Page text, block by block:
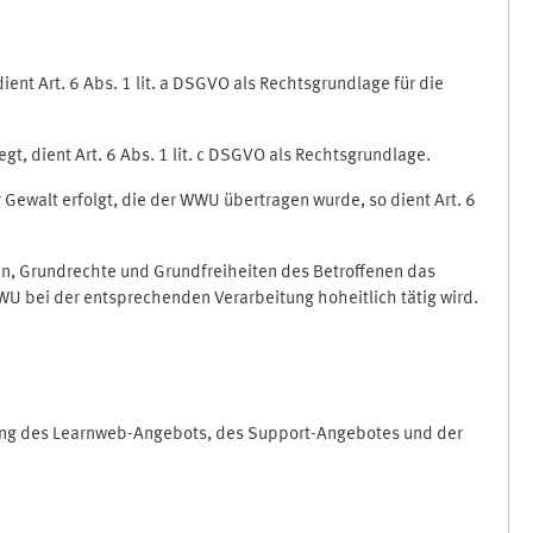
Art. 6 Abs. 1 lit. a DSGVO als Rechtsgrundlage für die
dient Art. 6 Abs. 1 lit. c DSGVO als Rechtsgrundlage.
erfolgt, die der WWU übertragen wurde, so dient Art. 6
Grundrechte und Grundfreiheiten des Betroffenen das
bei der entsprechenden Verarbeitung hoheitlich tätig wird.
des Learnweb-Angebots, des Support-Angebotes und der